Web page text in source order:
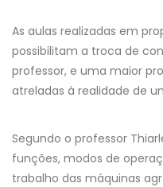
As aulas realizadas em
possibilitam a troca de
professor, e uma maior
atreladas à realidade de
Segundo o professor
funções, modos de
trabalho das máquinas